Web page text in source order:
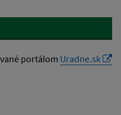
portálom Uradne.sk